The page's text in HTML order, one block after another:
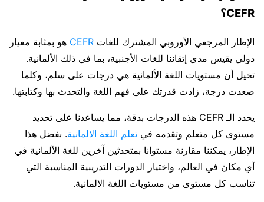
CEFR؟
الإطار المرجعي الأوروبي المشترك للغات CEFR هو بمثابة معيار
دولي يقيس مدى إتقاننا للغات الأجنبية، بما في ذلك الألمانية.
تخيل أن مستويات اللغة الألمانية هي درجات على سلم، وكلما
صعدت درجة، زادت قدرتك على فهم اللغة والتحدث بها وكتابتها.
يحدد الـ CEFR هذه الدرجات بدقة، مما يساعدنا على تحديد
مستوى كل متعلم وتقدمه في تعلم اللغة الالمانية. بفضل هذا
الإطار، يمكننا مقارنة مستوانا بمتحدثين آخرين للغة الألمانية في
أي مكان في العالم، واختيار الدورات التدريبية المناسبة التي
تناسب كل مستوى من مستويات اللغة الالمانية.